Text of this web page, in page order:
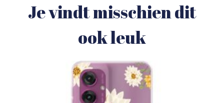
Je vindt misschien dit
ook leuk